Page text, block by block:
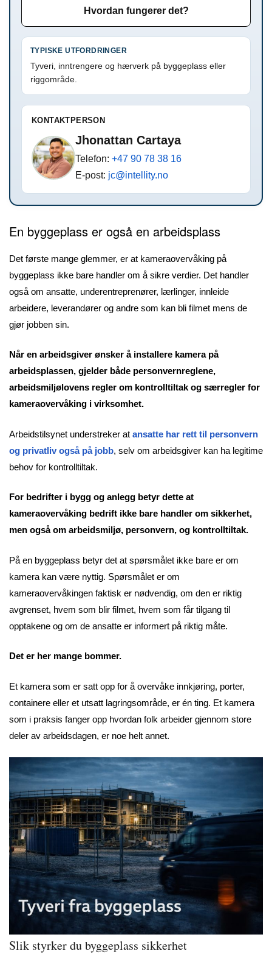
Hvordan fungerer det?
TYPISKE UTFORDRINGER
Tyveri, inntrengere og hærverk på byggeplass eller
riggområde.
KONTAKTPERSON
Jhonattan Cartaya
Telefon: +47 90 78 38 16
E-post: jc@intellity.no
En byggeplass er også en arbeidsplass
Det første mange glemmer, er at kameraovervåking på
byggeplass ikke bare handler om å sikre verdier. Det handler
også om ansatte, underentreprenører, lærlinger, innleide
arbeidere, leverandører og andre som kan bli filmet mens de
gjør jobben sin.
Når en arbeidsgiver ønsker å installere kamera på
arbeidsplassen, gjelder både personvernreglene,
arbeidsmiljølovens regler om kontrolltiltak og særregler for
kameraovervåking i virksomhet.
Arbeidstilsynet understreker at ansatte har rett til personvern
og privatliv også på jobb, selv om arbeidsgiver kan ha legitime
behov for kontrolltiltak.
For bedrifter i bygg og anlegg betyr dette at
kameraovervåking bedrift ikke bare handler om sikkerhet,
men også om arbeidsmiljø, personvern, og kontrolltiltak.
På en byggeplass betyr det at spørsmålet ikke bare er om
kamera kan være nyttig. Spørsmålet er om
kameraovervåkingen faktisk er nødvendig, om den er riktig
avgrenset, hvem som blir filmet, hvem som får tilgang til
opptakene og om de ansatte er informert på riktig måte.
Det er her mange bommer.
Et kamera som er satt opp for å overvåke innkjøring, porter,
containere eller et utsatt lagringsområde, er én ting. Et kamera
som i praksis fanger opp hvordan folk arbeider gjennom store
deler av arbeidsdagen, er noe helt annet.
Slik styrker du byggeplass sikkerhet